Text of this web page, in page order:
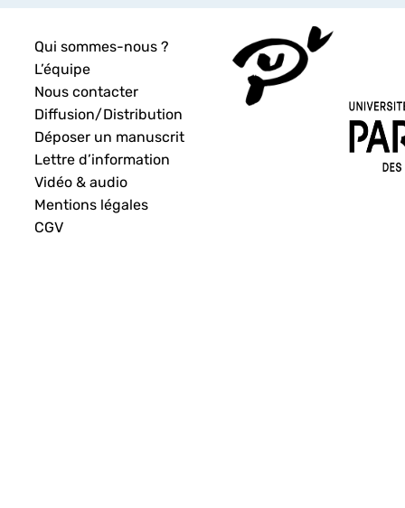
Qui sommes-nous ?
L’équipe
Nous contacter
Diffusion/Distribution
Déposer un manuscrit
Lettre d’information
Vidéo & audio
Mentions légales
CGV